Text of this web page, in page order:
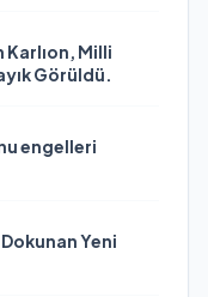
Karlıon, Milli
Görüldü.
engelleri
Yeni